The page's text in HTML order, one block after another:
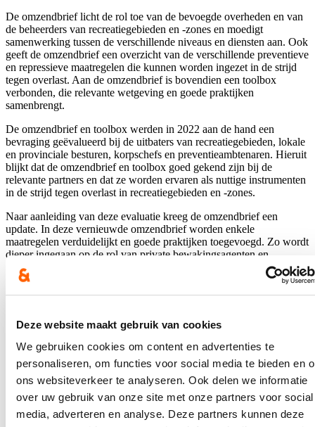
Deze website maakt gebruik van cookies
We gebruiken cookies om content en advertenties te
personaliseren, om functies voor social media te bieden en
ons websiteverkeer te analyseren. Ook delen we informatie
over uw gebruik van onze site met onze partners voor social
media, adverteren en analyse. Deze partners kunnen deze
De omzendbrief licht de rol toe van de bevoegde overheden en van
de beheerders van recreatiegebieden en -zones en moedigt
samenwerking tussen de verschillende niveaus en diensten aan. Ook
geeft de omzendbrief een overzicht van de verschillende preventieve
en repressieve maatregelen die kunnen worden ingezet in de strijd
tegen overlast. Aan de omzendbrief is bovendien een toolbox
verbonden, die relevante wetgeving en goede praktijken
samenbrengt.
De omzendbrief en toolbox werden in 2022 aan de hand een
bevraging geëvalueerd bij de uitbaters van recreatiegebieden, lokale
en provinciale besturen, korpschefs en preventieambtenaren. Hieruit
blijkt dat de omzendbrief en toolbox goed gekend zijn bij de
relevante partners en dat ze worden ervaren als nuttige instrumenten
in de strijd tegen overlast in recreatiegebieden en -zones.
Naar aanleiding van deze evaluatie kreeg de omzendbrief een
update. In deze vernieuwde omzendbrief worden enkele
maatregelen verduidelijkt en goede praktijken toegevoegd. Zo wordt
dieper ingegaan op de rol van private bewakingsagenten en
gemeenschapswachten in de aanpak van overlast in
recreatiegebieden en -zones. Bewakingsagenten kunnen,
bijvoorbeeld, de toegang weigeren aan personen zonder het vereiste
Gemeenschapswachten kunnen onder andere worden ingezet op
stranden en provinciale parken, om bezoekers te informeren en te
sensibiliseren. Ze oefenen ook een signaalfunctie uit voor bevoegde
diensten, zoals de politie en beheerders van recreatiegebieden.
Eén van de goede praktijken die in de vernieuwde omzendbrief
werd opgenomen, is een digitale bezoekersbarometer, die in real
time de drukte in een bepaald recreatiegebied of -zone weergeeft.